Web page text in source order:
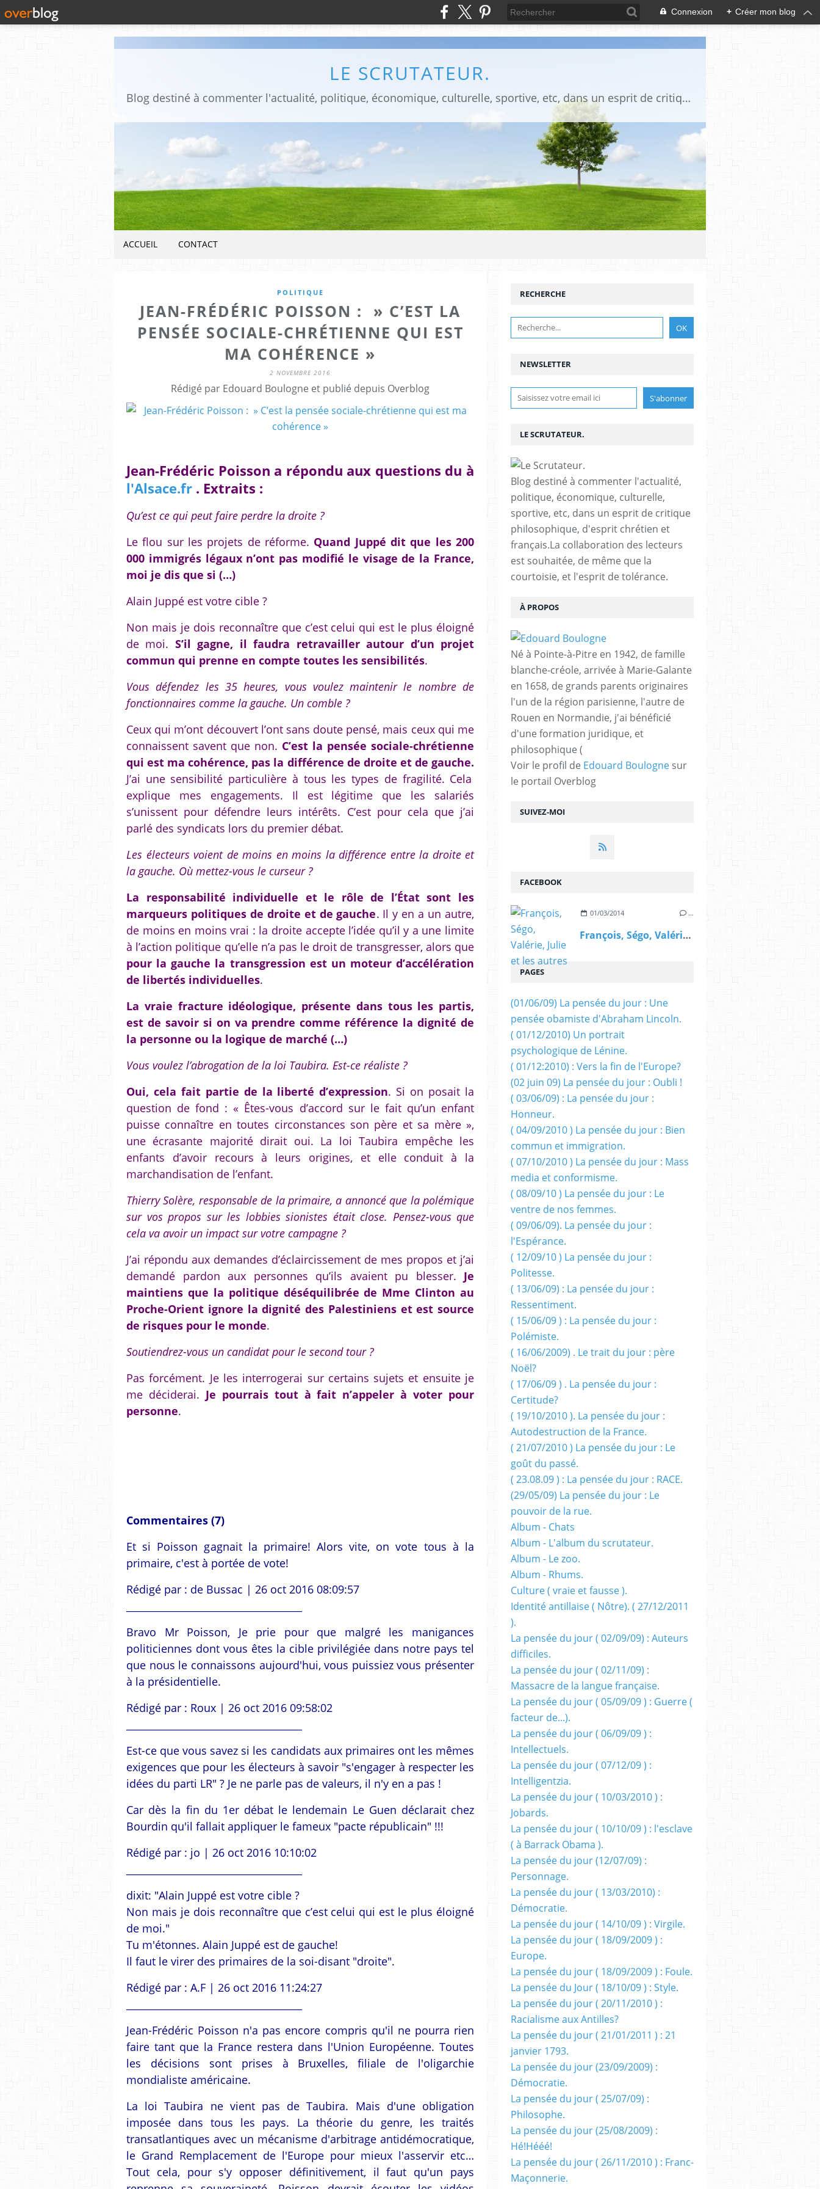
Connexion + Créer mon blog
LE SCRUTATEUR.
Blog destiné à commenter l'actualité, politique, économique, culturelle, sportive, etc, dans un esprit de critique philosophique, d'esprit chrétien et français.La collaboration des lecteurs est souhaitée, de même que la courtoisie, et l'esprit de tolérance.
ACCUEIL CONTACT
POLITIQUE
JEAN-FRÉDÉRIC POISSON : » C’EST LA
PENSÉE SOCIALE-CHRÉTIENNE QUI EST
MA COHÉRENCE »
2 NOVEMBRE 2016
Rédigé par Edouard Boulogne et publié depuis Overblog
Jean-Frédéric Poisson a répondu aux questions du à
l'Alsace.fr . Extraits :
Qu’est ce qui peut faire perdre la droite ?
Le flou sur les projets de réforme. Quand Juppé dit que les 200
000 immigrés légaux n’ont pas modifié le visage de la France,
moi je dis que si (…)
Alain Juppé est votre cible ?
Non mais je dois reconnaître que c’est celui qui est le plus éloigné
de moi. S’il gagne, il faudra retravailler autour d’un projet
commun qui prenne en compte toutes les sensibilités.
Vous défendez les 35 heures, vous voulez maintenir le nombre de
fonctionnaires comme la gauche. Un comble ?
Ceux qui m’ont découvert l’ont sans doute pensé, mais ceux qui me
connaissent savent que non. C’est la pensée sociale-chrétienne
qui est ma cohérence, pas la différence de droite et de gauche.
J’ai une sensibilité particulière à tous les types de fragilité. Cela
explique mes engagements. Il est légitime que les salariés
s’unissent pour défendre leurs intérêts. C’est pour cela que j’ai
parlé des syndicats lors du premier débat.
Les électeurs voient de moins en moins la différence entre la droite et
la gauche. Où mettez-vous le curseur ?
La responsabilité individuelle et le rôle de l’État sont les
marqueurs politiques de droite et de gauche. Il y en a un autre,
de moins en moins vrai : la droite accepte l’idée qu’il y a une limite
à l’action politique qu’elle n’a pas le droit de transgresser, alors que
pour la gauche la transgression est un moteur d’accélération
de libertés individuelles.
La vraie fracture idéologique, présente dans tous les partis,
est de savoir si on va prendre comme référence la dignité de
la personne ou la logique de marché (…)
Vous voulez l’abrogation de la loi Taubira. Est-ce réaliste ?
Oui, cela fait partie de la liberté d’expression. Si on posait la
question de fond : « Êtes-vous d’accord sur le fait qu’un enfant
puisse connaître en toutes circonstances son père et sa mère »,
une écrasante majorité dirait oui. La loi Taubira empêche les
enfants d’avoir recours à leurs origines, et elle conduit à la
marchandisation de l’enfant.
Thierry Solère, responsable de la primaire, a annoncé que la polémique
sur vos propos sur les lobbies sionistes était close. Pensez-vous que
cela va avoir un impact sur votre campagne ?
J’ai répondu aux demandes d’éclaircissement de mes propos et j’ai
demandé pardon aux personnes qu’ils avaient pu blesser. Je
maintiens que la politique déséquilibrée de Mme Clinton au
Proche-Orient ignore la dignité des Palestiniens et est source
de risques pour le monde.
Soutiendrez-vous un candidat pour le second tour ?
Pas forcément. Je les interrogerai sur certains sujets et ensuite je
me déciderai. Je pourrais tout à fait n’appeler à voter pour
personne.
Commentaires (7)
Et si Poisson gagnait la primaire! Alors vite, on vote tous à la
primaire, c'est à portée de vote!
Rédigé par : de Bussac | 26 oct 2016 08:09:57
Bravo Mr Poisson, Je prie pour que malgré les manigances
politiciennes dont vous êtes la cible privilégiée dans notre pays tel
que nous le connaissons aujourd'hui, vous puissiez vous présenter
à la présidentielle.
Rédigé par : Roux | 26 oct 2016 09:58:02
Est-ce que vous savez si les candidats aux primaires ont les mêmes
exigences que pour les électeurs à savoir "s'engager à respecter les
idées du parti LR" ? Je ne parle pas de valeurs, il n'y en a pas !
Car dès la fin du 1er débat le lendemain Le Guen déclarait chez
Bourdin qu'il fallait appliquer le fameux "pacte républicain" !!!
Rédigé par : jo | 26 oct 2016 10:10:02
dixit: "Alain Juppé est votre cible ?
Non mais je dois reconnaître que c’est celui qui est le plus éloigné
de moi."
Tu m'étonnes. Alain Juppé est de gauche!
Il faut le virer des primaires de la soi-disant "droite".
Rédigé par : A.F | 26 oct 2016 11:24:27
Jean-Frédéric Poisson n'a pas encore compris qu'il ne pourra rien
faire tant que la France restera dans l'Union Européenne. Toutes
les décisions sont prises à Bruxelles, filiale de l'oligarchie
mondialiste américaine.
La loi Taubira ne vient pas de Taubira. Mais d'une obligation
imposée dans tous les pays. La théorie du genre, les traités
transatlantiques avec un mécanisme d'arbitrage antidémocratique,
le Grand Remplacement de l'Europe pour mieux l'asservir etc…
Tout cela, pour s'y opposer définitivement, il faut qu'un pays
NEWSLETTER
SUIVEZ-MOI
RECHERCHE
LE SCRUTATEUR.
Blog destiné à commenter l'actualité,
politique, économique, culturelle,
sportive, etc, dans un esprit de critique
philosophique, d'esprit chrétien et
français.La collaboration des lecteurs
est souhaitée, de même que la
courtoisie, et l'esprit de tolérance.
À PROPOS
Né à Pointe-à-Pitre en 1942, de famille
blanche-créole, arrivée à Marie-Galante
en 1658, de grands parents originaires
l'un de la région parisienne, l'autre de
Rouen en Normandie, j'ai bénéficié
d'une formation juridique, et
philosophique (
Voir le profil de Edouard Boulogne sur
le portail Overblog
FACEBOOK
01/03/2014 …
François, Ségo, Valérie, Julie et les autres
PAGES
(01/06/09) La pensée du jour : Une
pensée obamiste d'Abraham Lincoln.
( 01/12/2010) Un portrait
psychologique de Lénine.
( 01/12:2010) : Vers la fin de l'Europe?
(02 juin 09) La pensée du jour : Oubli !
( 03/06/09) : La pensée du jour :
Honneur.
( 04/09/2010 ) La pensée du jour : Bien
commun et immigration.
( 07/10/2010 ) La pensée du jour : Mass
media et conformisme.
( 08/09/10 ) La pensée du jour : Le
ventre de nos femmes.
( 09/06/09). La pensée du jour :
l'Espérance.
( 12/09/10 ) La pensée du jour :
Politesse.
( 13/06/09) : La pensée du jour :
Ressentiment.
( 15/06/09 ) : La pensée du jour :
Polémiste.
( 16/06/2009) . Le trait du jour : père
Noël?
( 17/06/09 ) . La pensée du jour :
Certitude?
( 19/10/2010 ). La pensée du jour :
Autodestruction de la France.
( 21/07/2010 ) La pensée du jour : Le
goût du passé.
( 23.08.09 ) : La pensée du jour : RACE.
(29/05/09) La pensée du jour : Le
pouvoir de la rue.
Album - Chats
Album - L'album du scrutateur.
Album - Le zoo.
Album - Rhums.
Culture ( vraie et fausse ).
Identité antillaise ( Nôtre). ( 27/12/2011
).
La pensée du jour ( 02/09/09) : Auteurs
difficiles.
La pensée du jour ( 02/11/09) :
Massacre de la langue française.
La pensée du jour ( 05/09/09 ) : Guerre (
facteur de...).
La pensée du jour ( 06/09/09 ) :
Intellectuels.
La pensée du jour ( 07/12/09 ) :
Intelligentzia.
La pensée du jour ( 10/03/2010 ) :
Jobards.
La pensée du jour ( 10/10/09 ) : l'esclave
( à Barrack Obama ).
La pensée du jour (12/07/09) :
Personnage.
La pensée du jour ( 13/03/2010) :
Démocratie.
La pensée du jour ( 14/10/09 ) : Virgile.
La pensée du jour ( 18/09/2009 ) :
Europe.
La pensée du jour ( 18/09/2009 ) : Foule.
La pensée du Jour ( 18/10/09 ) : Style.
La pensée du jour ( 20/11/2010 ) :
Racialisme aux Antilles?
La pensée du jour ( 21/01/2011 ) : 21
janvier 1793.
La pensée du jour (23/09/2009) :
Démocratie.
La pensée du jour ( 25/07/09) :
Philosophe.
La pensée du jour (25/08/2009) :
Hé!Hééé!
La pensée du jour ( 26/11/2010 ) : Franc-
Maçonnerie.